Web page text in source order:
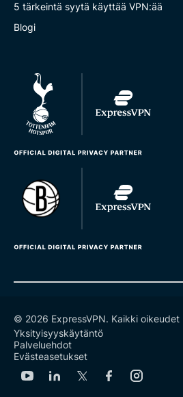
5 tärkeintä syytä käyttää VPN:ää
Blogi
© 2026 ExpressVPN. Kaikki oikeudet
Yksityisyyskäytäntö
Palveluehdot
Evästeasetukset